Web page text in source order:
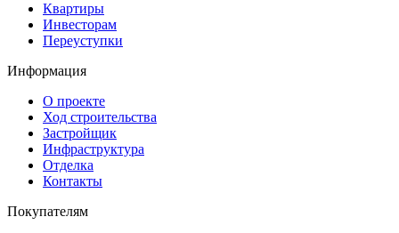
Квартиры
Инвесторам
Переуступки
Информация
О проекте
Ход строительства
Застройщик
Инфраструктура
Отделка
Контакты
Покупателям